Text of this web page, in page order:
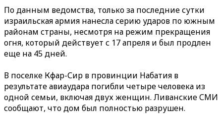
По данным ведомства, только за последние сутки
израильская армия нанесла серию ударов по южным
районам страны, несмотря на режим прекращения
огня, который действует с 17 апреля и был продлен
еще на 45 дней.
В поселке Кфар-Сир в провинции Набатия в
результате авиаудара погибли четыре человека из
одной семьи, включая двух женщин. Ливанские СМИ
сообщают, что дом был полностью разрушен.